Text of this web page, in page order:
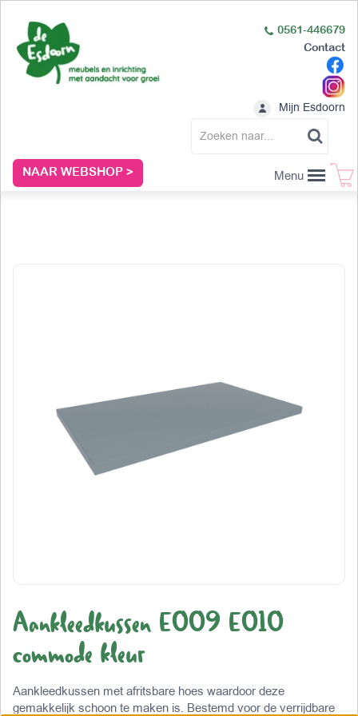
NAAR WEBSHOP >
0561-446679
Contact
Mijn Esdoorn
Menu
Aankleedkussen E009 E010
commode kleur
Aankleedkussen met afritsbare hoes waardoor deze
gemakkelijk schoon te maken is. Bestemd voor de verrijdbare